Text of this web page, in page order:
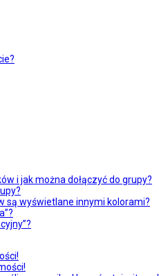
i jak można dołączyć do grupy?
są wyświetlane innymi kolorami?